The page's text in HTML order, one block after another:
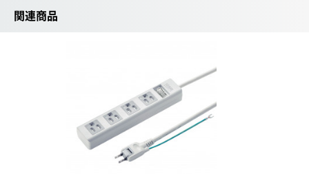
関連商品